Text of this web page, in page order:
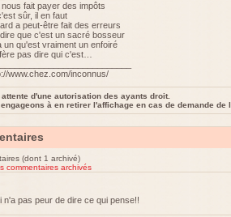
fait payer des impôts
sûr, il en faut
a peut-être fait des erreurs
que c'est un sacré bosseur
un qu'est vraiment un enfoiré
pas dire qui c'est…
www.chez.com/inconnus/
d'une autorisation des ayants droit.
à en retirer l'affichage en cas de demande de
(dont 1 archivé)
commentaires archivés
n'a pas peur de dire ce qui pense!!